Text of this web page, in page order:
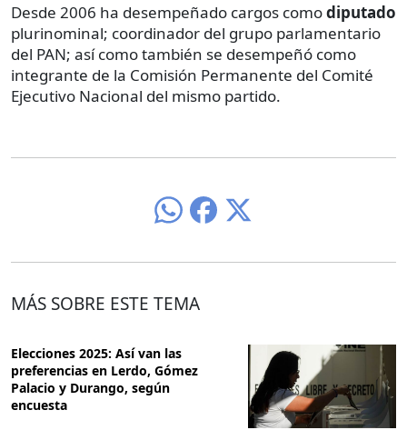
Desde 2006 ha desempeñado cargos comodiputado
plurinominal; coordinador del grupo parlamentario
del PAN; así como también se desempeñó como
integrante de la Comisión Permanente del Comité
Ejecutivo Nacional del mismo partido.
MÁS SOBRE ESTE TEMA
Elecciones 2025: Así van las
preferencias en Lerdo, Gómez
Palacio y Durango, según
encuesta